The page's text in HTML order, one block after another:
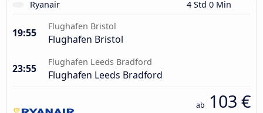
Ryanair 4 Std 0 Min
19:55
Flughafen Bristol
Flughafen Bristol
23:55
Flughafen Leeds Bradford
Flughafen Leeds Bradford
ab 103 €